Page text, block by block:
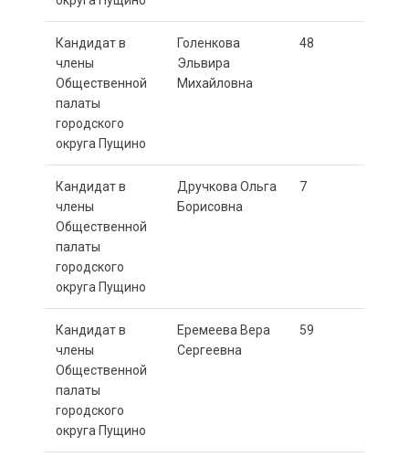
Кандидат в
члены
Общественной
палаты
городского
округа Пущино
Голенкова
Эльвира
Михайловна
48
Кандидат в
члены
Общественной
палаты
городского
округа Пущино
Дручкова Ольга
Борисовна
7
Кандидат в
члены
Общественной
палаты
городского
округа Пущино
Еремеева Вера
Сергеевна
59